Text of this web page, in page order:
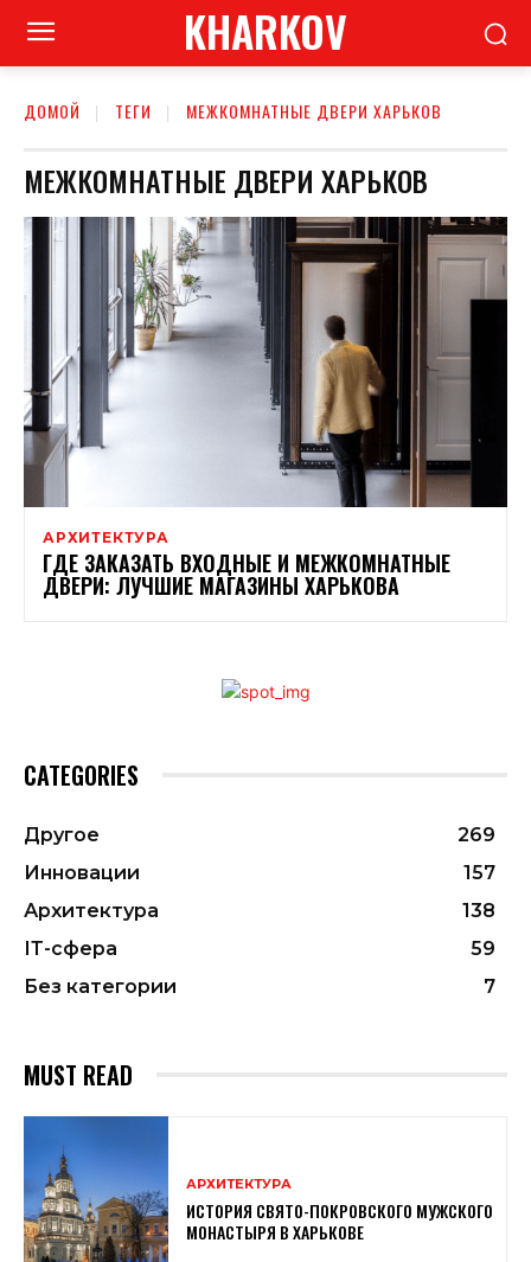
KHARKOV
ДОМОЙ ТЕГИ МЕЖКОМНАТНЫЕ ДВЕРИ ХАРЬКОВ
МЕЖКОМНАТНЫЕ ДВЕРИ ХАРЬКОВ
АРХИТЕКТУРА
ГДЕ ЗАКАЗАТЬ ВХОДНЫЕ И МЕЖКОМНАТНЫЕ
ДВЕРИ: ЛУЧШИЕ МАГАЗИНЫ ХАРЬКОВА
CATEGORIES
Другое
269
Инновации
157
Архитектура
138
ІТ-сфера
59
Без категории
7
MUST READ
АРХИТЕКТУРА
ИСТОРИЯ СВЯТО-ПОКРОВСКОГО МУЖСКОГО
МОНАСТЫРЯ В ХАРЬКОВЕ